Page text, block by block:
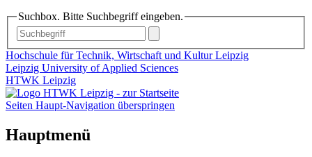
Suchbox. Bitte Suchbegriff eingeben.
Hochschule für Technik, Wirtschaft und Kultur Leipzig
Leipzig University of Applied Sciences
HTWK Leipzig
Seiten Haupt-Navigation überspringen
Hauptmenü